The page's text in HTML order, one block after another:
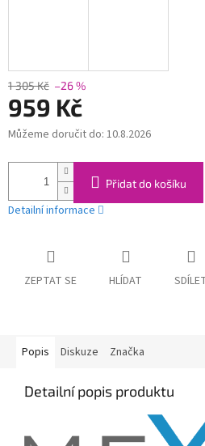
1 305 Kč –26 %
959 Kč
Měrná
Můžeme doručit do: 10.8.2026
Přidat do košíku
Detailní informace
ZEPTAT SE HLÍDAT
Popis Diskuze Značka
Detailní popis produktu